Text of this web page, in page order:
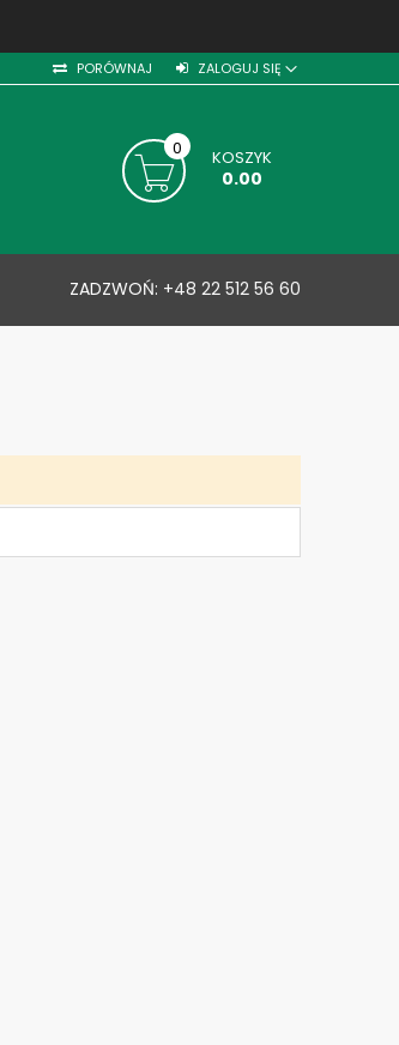
PORÓWNAJ ZALOGUJ SIĘ
KOSZYK
0.00
0
ZADZWOŃ: +48 22 512 56 60